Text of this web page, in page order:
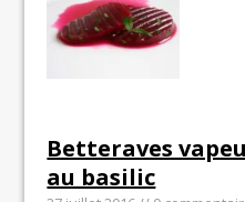
Betteraves
au basilic